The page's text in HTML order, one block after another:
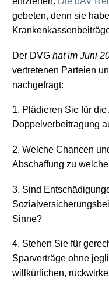
gebeten, denn sie
Der DVG hat im Juni
vertretenen Parteien
nachgefragt:
1. Plädieren Sie für
Doppelverbeitragung
2. Welche Chancen
Abschaffung zu
3. Sind
Sinne?
4. Stehen Sie für
Sparverträge ohne
willkürlichen,